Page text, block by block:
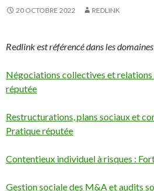
20 OCTOBRE 2022 REDLINK
Redlink est référencé dans les
Négociations collectives et relations
réputée
Restructurations, plans sociaux et
Pratique réputée
Contentieux individuel à risques :
Gestion sociale des M&A et audits